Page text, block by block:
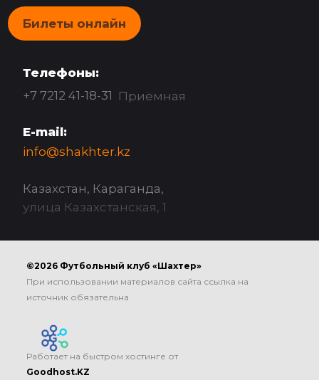
Билеты онлайн
Телефоны:
+7 7212 41-18-31 Приёмная
E-mail:
info@shakhter.kz
Казахстан, Караганда,
улица Казахстанская, 1
©2026 Футбольный клуб «Шахтер»
При использовании материалов сайта ссылка на
источник обязательна
Работает на быстром хостинге от
Goodhost.KZ